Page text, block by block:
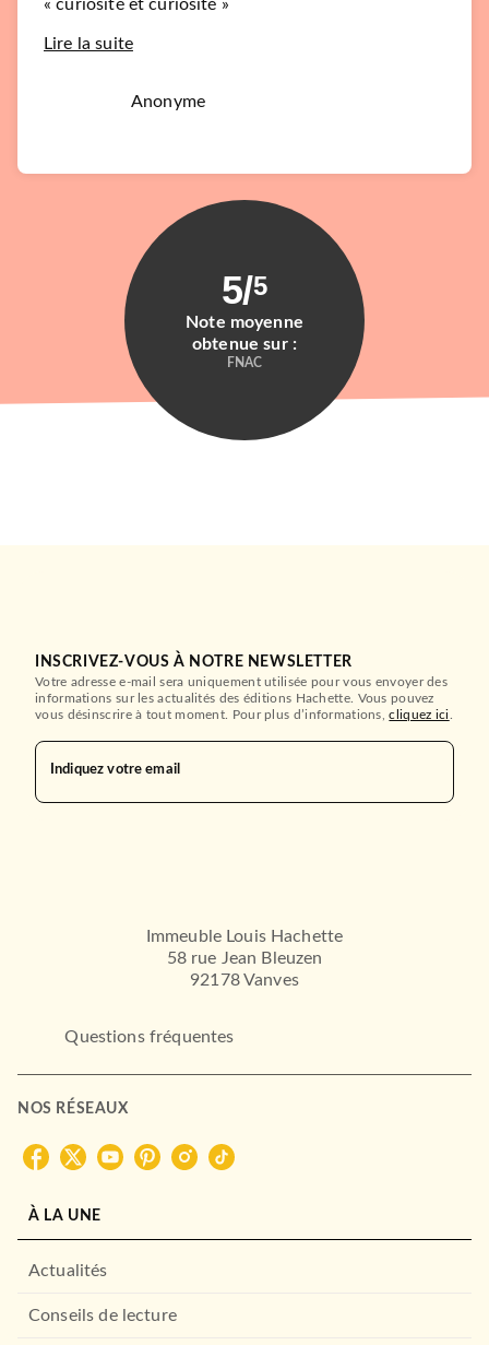
« curiosité et curiosité »
Lire la suite
Anonyme
5/5
Note moyenne
obtenue sur :
FNAC
INSCRIVEZ-VOUS À NOTRE NEWSLETTER
Votre adresse e-mail sera uniquement utilisée pour vous envoyer des
informations sur les actualités des éditions Hachette. Vous pouvez
vous désinscrire à tout moment. Pour plus d’informations,cliquez ici
Indiquez votre email
Immeuble Louis Hachette
58 rue Jean Bleuzen
92178 Vanves
Questions fréquentes
NOS RÉSEAUX
À LA UNE
Actualités
Conseils de lecture